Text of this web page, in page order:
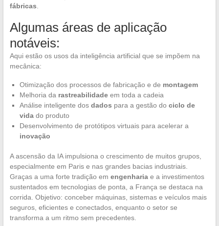
fábricas
Algumas áreas de aplicação
notáveis:
Aqui estão os usos da inteligência artificial que se impõem na
mecânica:
Otimização dos processos de fabricação e de montagem
Melhoria da rastreabilidadeem toda a cadeia
Análise inteligente dos dados para a gestão do ciclo de
vidado produto
Desenvolvimento de protótipos virtuais para acelerar a
inovação
A ascensão da IA impulsiona o crescimento de muitos grupos,
especialmente em Paris e nas grandes bacias industriais.
Graças a uma forte tradição em engenhariae a investimentos
sustentados em tecnologias de ponta, a França se destaca na
corrida. Objetivo: conceber máquinas, sistemas e veículos mais
seguros, eficientes e conectados, enquanto o setor se
transforma a um ritmo sem precedentes.